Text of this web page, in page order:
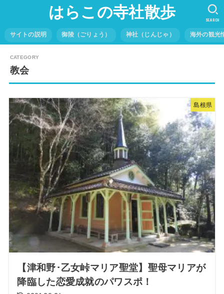
はらこの寺社散歩
サイトの説明 御陵（ごりょう） 神社（じんじゃ） 海外の観光
SEARCH
教会
島根県
【津和野･乙女峠マリア聖堂】聖母マリアが
降臨した恋愛成就のパワスポ！